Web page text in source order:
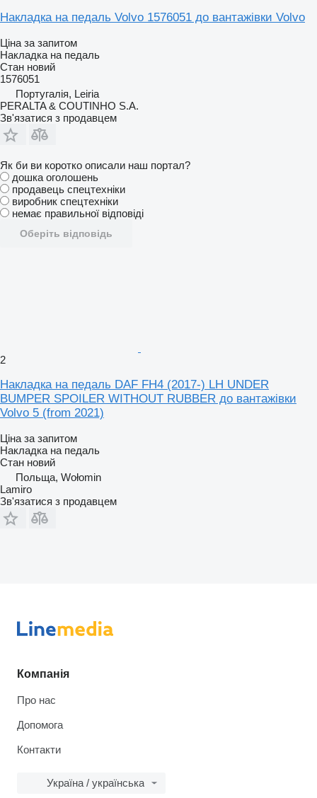
Накладка на педаль Volvo 1576051 до вантажівки Volvo
Ціна за запитом
Накладка на педаль
Стан новий
1576051
Португалія, Leiria
PERALTA & COUTINHO S.A.
Зв'язатися з продавцем
Як би ви коротко описали наш портал?
дошка оголошень
продавець спецтехніки
виробник спецтехніки
немає правильної відповіді
Оберіть відповідь
2
Накладка на педаль DAF FH4 (2017-) LH UNDER
BUMPER SPOILER WITHOUT RUBBER до вантажівки
Volvo 5 (from 2021)
Ціна за запитом
Накладка на педаль
Стан новий
Польща, Wołomin
Lamiro
Зв'язатися з продавцем
Компанія
Про нас
Допомога
Контакти
Україна / українська